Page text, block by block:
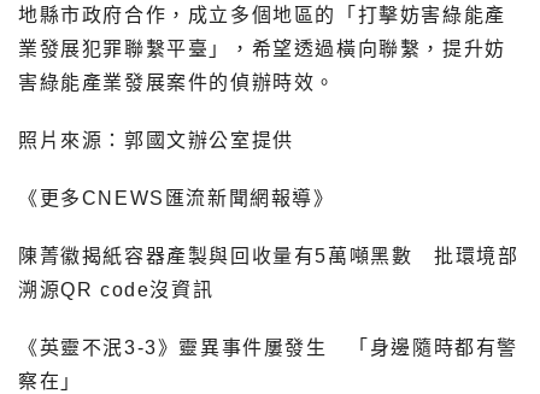
地縣市政府合作，成立多個地區的「打擊妨害綠能產
業發展犯罪聯繫平臺」，希望透過橫向聯繫，提升妨
害綠能產業發展案件的偵辦時效。
照片來源：郭國文辦公室提供
《更多CNEWS匯流新聞網報導》
陳菁徽揭紙容器產製與回收量有5萬噸黑數 批環境部
溯源QR code沒資訊
《英靈不泯3-3》靈異事件屢發生 「身邊隨時都有警
察在」